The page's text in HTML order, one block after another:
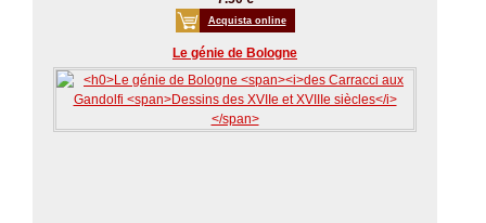
Acquista online
Le génie de Bologne